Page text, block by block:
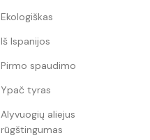
Ekologiškas
Iš Ispanijos
Pirmo spaudimo
Ypač tyras
Alyvuogių aliejus
rūgštingumas